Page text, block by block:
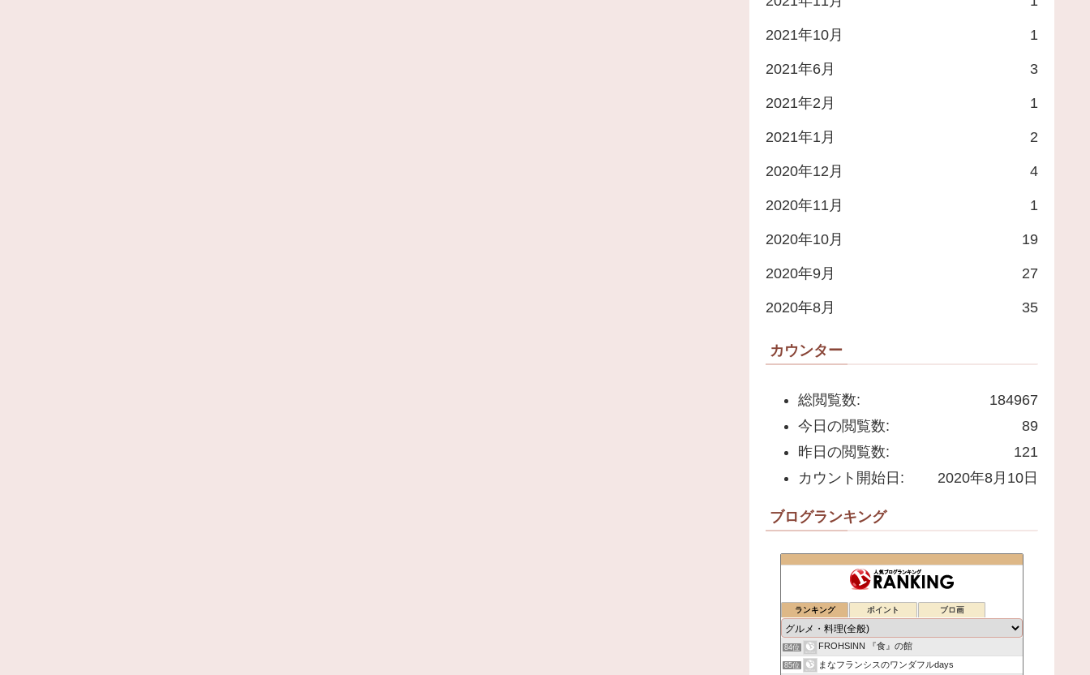
2021年10月 1
2021年6月 3
2021年2月 1
2021年1月 2
2020年12月 4
2020年11月 1
2020年10月 19
2020年9月 27
2020年8月 35
カウンター
184967
総閲覧数:
89
今日の閲覧数:
121
昨日の閲覧数:
2020年8月10日
カウント開始日:
ブログランキング
ランキング ポイント ブロ画
84位 FROHSINN 『食』の館
85位 まなフランシスのワンダフルdays